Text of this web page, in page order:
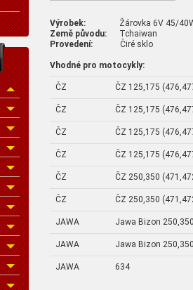
Výrobek: Žárovka 6V 45/
Země původu: Tchaiwan
Provedení: Čiré sklo
Vhodné pro motocykly:
ČZ ČZ 125,175
ČZ ČZ 125,175
ČZ ČZ 125,175
ČZ ČZ 125,175
ČZ ČZ 250,350
ČZ ČZ 250,350
JAWA Jawa Bizon
JAWA Jawa Bizon
JAWA 634